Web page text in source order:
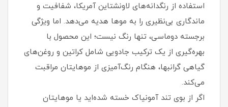
استفاده از رنگدانه‌های لاونشتاین آمریکا، شفافیت و
ماندگاری بی‌نظیری را به موها هدیه می‌دهد. اما ویژگی
برجسته دوماسی، تنها رنگ نیست؛ این محصول با
بهره‌گیری از یک ترکیب جادویی شامل کراتین و روغن‌های
گیاهی گرانبها، هنگام رنگ‌آمیزی از موهایتان مراقبت
می‌کند.
اگر از بوی تند آمونیاک خسته شده‌اید یا موهایتان